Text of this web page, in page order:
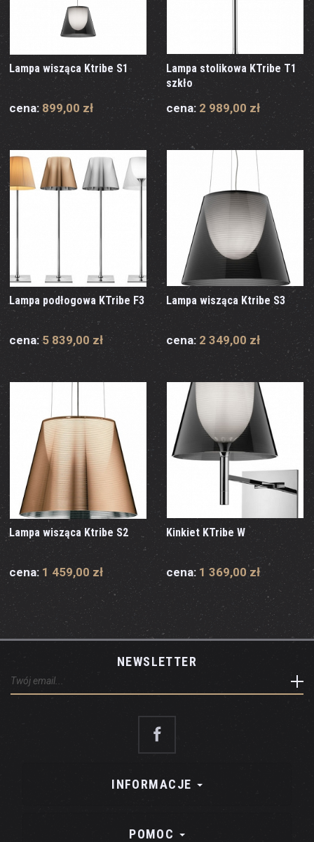
Lampa wisząca Ktribe S1
cena: 899,00 zł
Lampa stolikowa KTribe T1
szkło
cena: 2 989,00 zł
Lampa podłogowa KTribe F3
cena: 5 839,00 zł
Lampa wisząca Ktribe S3
cena: 2 349,00 zł
Lampa wisząca Ktribe S2
cena: 1 459,00 zł
Kinkiet KTribe W
cena: 1 369,00 zł
NEWSLETTER
INFORMACJE
POMOC